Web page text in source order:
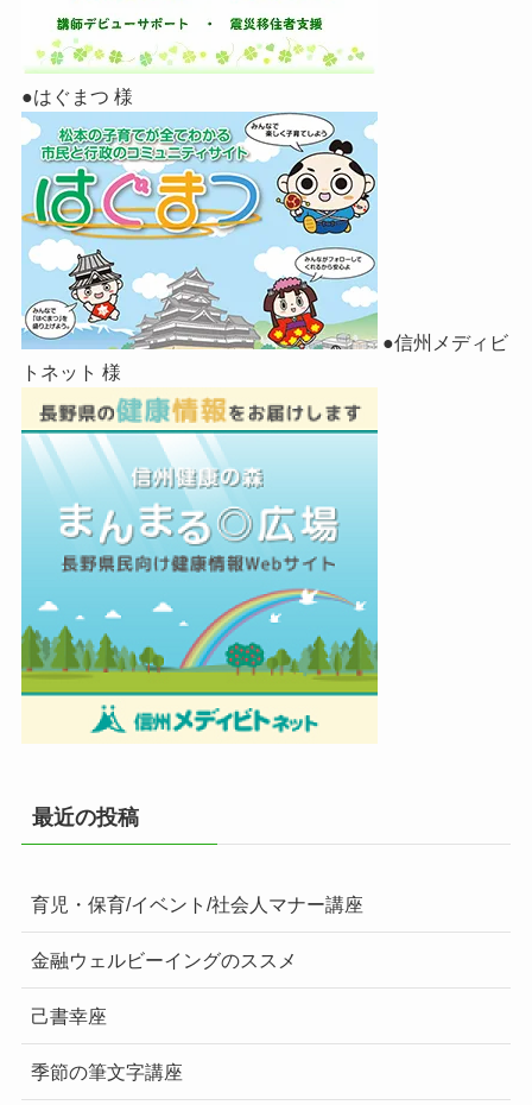
●はぐまつ 様
●信州メディビ
トネット 様
最近の投稿
育児・保育/イベント/社会人マナー講座
金融ウェルビーイングのススメ
己書幸座
季節の筆文字講座